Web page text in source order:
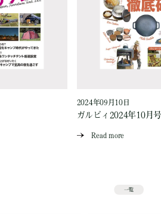
2024年09月10日
ガルビィ2024年10月
Read more
一覧